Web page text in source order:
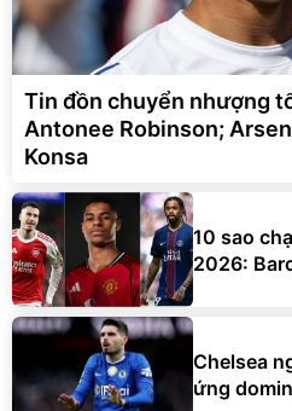
Tin đồn chuyển nhượng
Antonee Robinson;
Konsa
10 sao
2026:
Chelsea
ứng